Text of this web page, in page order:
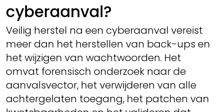
cyberaanval?
Veilig herstel na een cyberaanval vereist
meer dan het herstellen van back-ups en
het wijzigen van wachtwoorden. Het
omvat forensisch onderzoek naar de
aanvalsvector, het verwijderen van alle
achtergelaten toegang, het patchen van